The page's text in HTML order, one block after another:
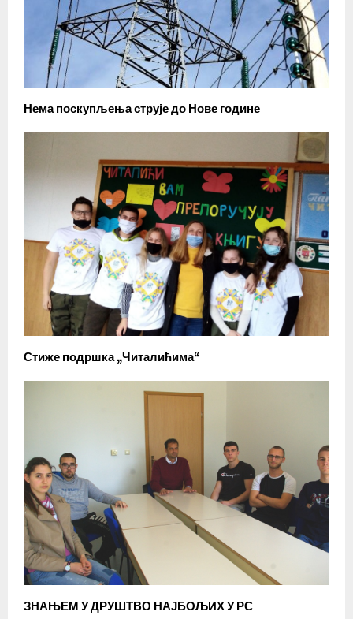
Нема поскупљења струје до Нове године
Стиже подршка „Читалићима“
ЗНАЊЕМ У ДРУШТВО НАЈБОЉИХ У РС